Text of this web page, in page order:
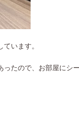
います。
ったので、お部屋にシ